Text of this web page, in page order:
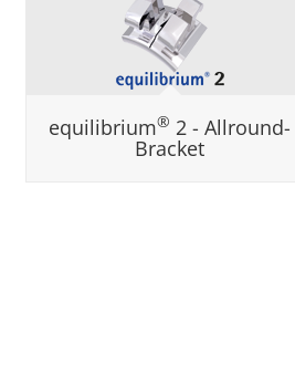
equilibrium® 2 - Allround-
Bracket